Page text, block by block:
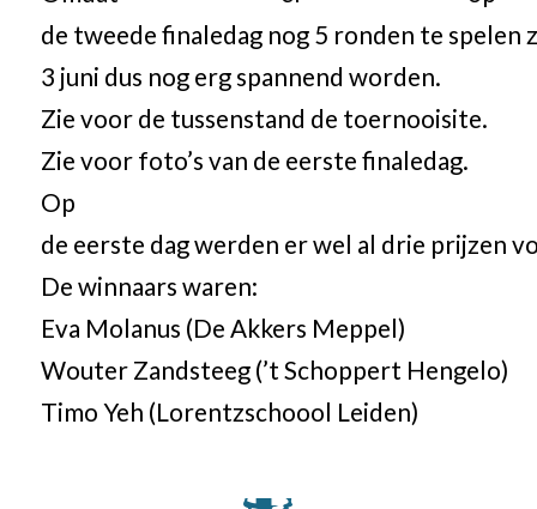
de tweede finaledag nog 5 ronden te spelen
3 juni dus nog erg spannend worden.
Zie voor de tussenstand de toernooisite.
Zie voor foto’s van de eerste finaledag.
Op
de eerste dag werden er wel al drie prijzen
De winnaars waren:
Eva Molanus (De Akkers Meppel)
Wouter Zandsteeg (’t Schoppert Hengelo)
Timo Yeh (Lorentzschoool Leiden)